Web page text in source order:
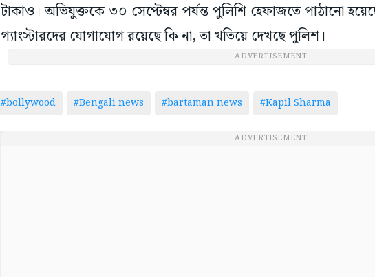
টাকাও। অভিযুক্তকে ৩০ সেপ্টেম্বর পর্যন্ত পুলিশি হেফাজতে পাঠানো
গ্যাংস্টারদের যোগাযোগ রয়েছে কি না, তা খতিয়ে দেখছে পুলিশ।
ADVERTISEMENT
#bollywood #Bengali news #bartaman news #Kapil Sharma
ADVERTISEMENT